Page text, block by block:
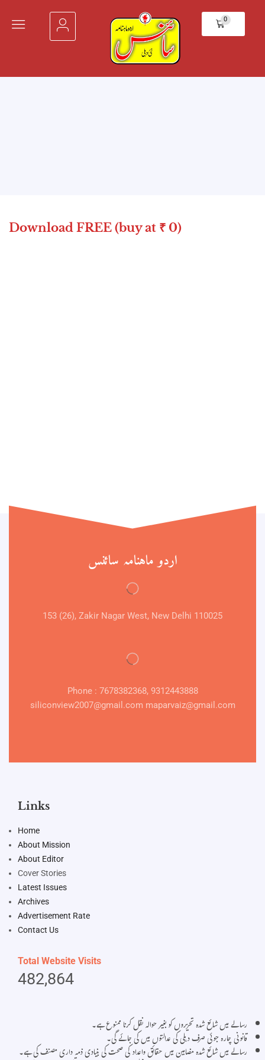
0
Download FREE (buy at ₹ 0)
اردو ماہنامہ سائنس
153 (26), Zakir Nagar West, New Delhi 110025
Phone : 7678382368, 9312443888
siliconview2007@gmail.com maparvaiz@gmail.com
Links
Home
About Mission
About Editor
Cover Stories
Latest Issues
Archives
Advertisement Rate
Contact Us
Total Website Visits
482,864
رسالے میں شائع شدہ تحریروں کو بغیر حوالہ نقل کرنا ممنوع ہے۔
قانونی چارہ جوئی صرف دہلی کی عدالتوں میں کی جائے گی۔
رسالے میں شائع شدہ مضامین میں حقائق واعداد کی صحت کی بنیادی ذمہ داری مصنف کی ہے۔